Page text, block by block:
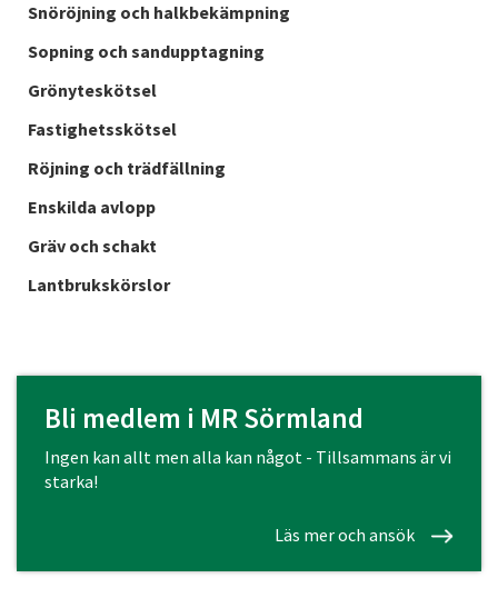
Snöröjning och halkbekämpning
Sopning och sandupptagning
Grönyteskötsel
Fastighetsskötsel
Röjning och trädfällning
Enskilda avlopp
Gräv och schakt
Lantbrukskörslor
Bli medlem i MR Sörmland
Ingen kan allt men alla kan något - Tillsammans är vi
starka!
Läs mer och ansök